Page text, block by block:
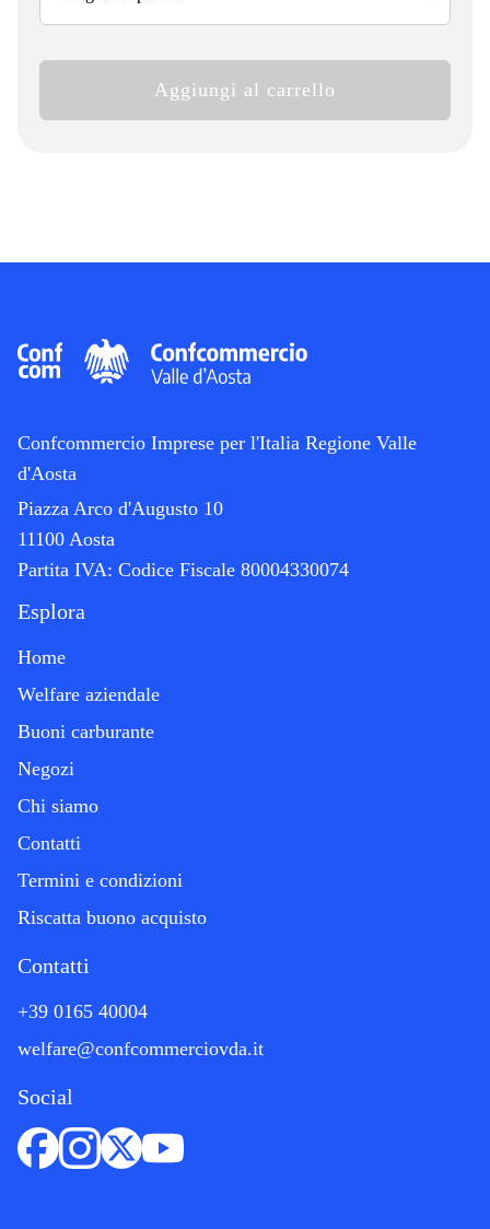
quantità
Aggiungi al carrello
Confcommercio Imprese per l'Italia Regione Valle
d'Aosta
Piazza Arco d'Augusto 10
11100 Aosta
Partita IVA: Codice Fiscale 80004330074
Esplora
Home
Welfare aziendale
Buoni carburante
Negozi
Chi siamo
Contatti
Termini e condizioni
Riscatta buono acquisto
Contatti
+39 0165 40004
welfare@confcommerciovda.it
Social